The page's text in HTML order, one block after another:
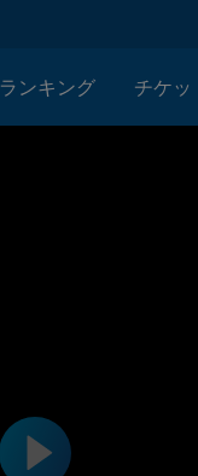
ランキング チケッ